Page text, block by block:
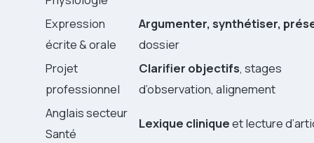
Expression
écrite & orale
Argumenter, synthétiser,
dossier
Projet
professionnel
Clarifier objectifs, stages
d’observation, alignement
Anglais secteur
Santé
Lexique cliniqueet lecture